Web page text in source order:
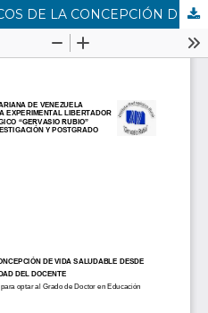
FUNDAMENTOS TEÓRICOS DE LA CONCEPCIÓN DE VIDA SALUDABLE DESDE LA COTIDIANIDAD DEL DOCENTE